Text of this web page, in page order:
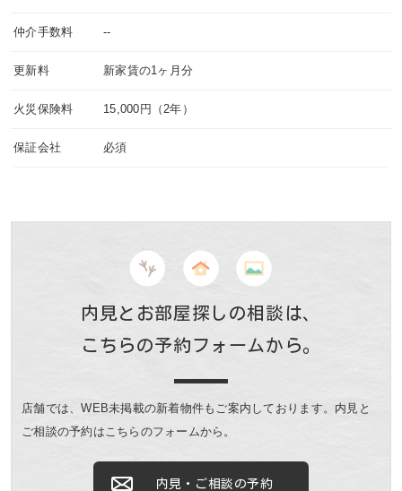
仲介手数料 --
更新料 新家賃の1ヶ月分
火災保険料 15,000円（2年）
保証会社 必須
内見とお部屋探しの相談は、
こちらの予約フォームから。
店舗では、WEB未掲載の新着物件もご案内しております。 内見と
ご相談の予約はこちらのフォームから。
内見・ご相談の予約